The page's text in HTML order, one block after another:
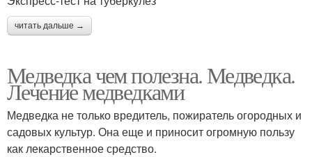
читать дальше →
Медведка чем полезна. Медведка.
Лечение медведками
Медведка не только вредитель, пожиратель огородных и
садовых культур. Она еще и приносит огромную пользу
как лекарственное средство.